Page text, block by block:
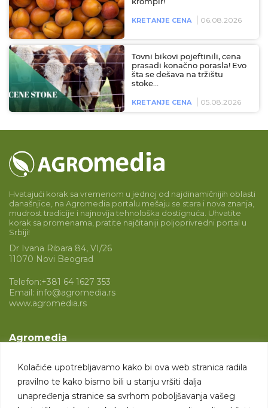
Kolačiće upotrebljavamo kako bi ova web stranica radila
pravilno te kako bismo bili u stanju vršiti dalja
unapređenja stranice sa svrhom poboljšavanja vašeg
krompir!
KRETANJE CENA 06.08.2026
Tovni bikovi pojeftinili, cena
prasadi konačno porasla! Evo
šta se dešava na tržištu
stoke…
KRETANJE CENA 05.08.2026
Hvatajući korak sa vremenom u jednoj od najdinamičnijih oblasti
današnjice, na Agromedia portalu mešaju se stara i nova znanja,
mudrost tradicije i najnovija tehnološka dostignuća. Uhvatite
korak sa promenama, pratite najčitaniji poljoprivredni portal u
Srbiji!
Dr Ivana Ribara 84, VI/26
11070 Novi Beograd
Telefon:+381 64 1627 353
Email: info@agromedia.rs
www.agromedia.rs
Agromedia
Svet poljoprivrede
Marketing usluge